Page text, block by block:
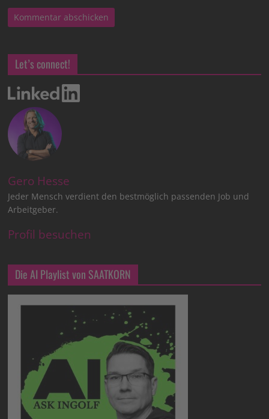
Let’s connect!
Gero Hesse
Jeder Mensch verdient den bestmöglich passenden Job und
Arbeitgeber.
Profil besuchen
Die AI Playlist von SAATKORN